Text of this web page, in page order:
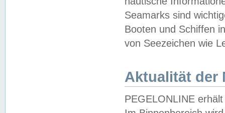
Seamarks sind
Booten und Schiffen
von Seezeichen wie
Aktualität der
PEGELONLINE